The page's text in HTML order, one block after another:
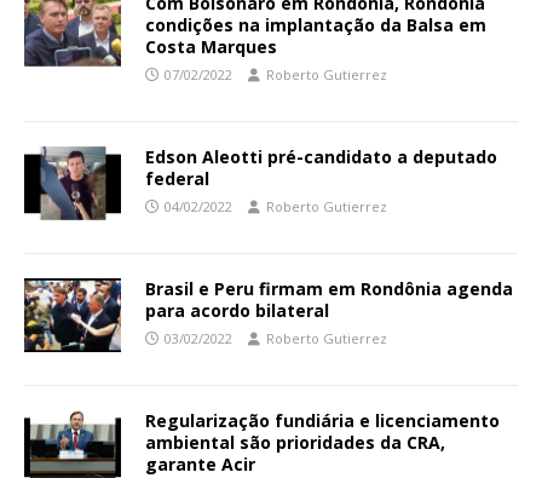
condições na implantação da Balsa em
Costa Marques
07/02/2022 Roberto Gutierrez
Edson Aleotti pré-candidato a deputado
federal
04/02/2022 Roberto Gutierrez
Brasil e Peru firmam em Rondônia agenda
para acordo bilateral
03/02/2022 Roberto Gutierrez
Regularização fundiária e licenciamento
ambiental são prioridades da CRA,
garante Acir